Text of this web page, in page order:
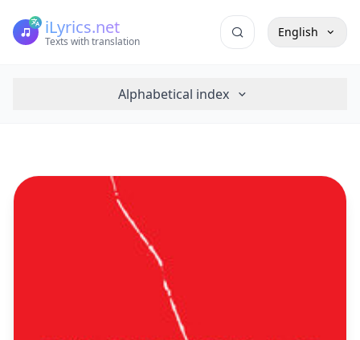
iLyrics.net
Texts with translation
English
Alphabetical index